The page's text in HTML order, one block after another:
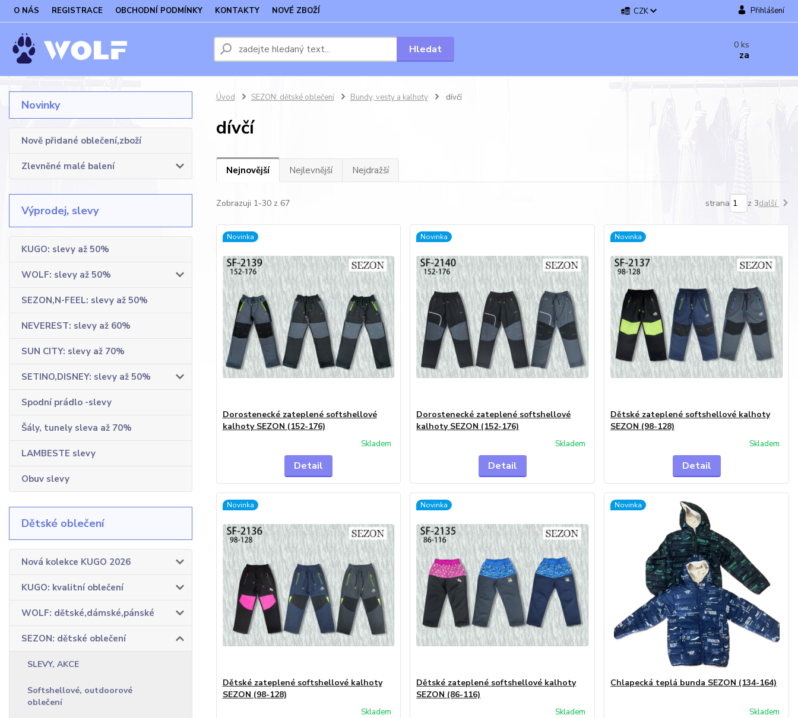
O NÁS REGISTRACE OBCHODNÍ PODMÍNKY KONTAKTY NOVÉ ZBOŽÍ CZK Přihlášení
Hledat 0 ks
za
Novinky
Nově přidané oblečení,zboží
Zlevněné malé balení
Výprodej, slevy
KUGO: slevy až 50%
WOLF: slevy až 50%
SEZON,N-FEEL: slevy až 50%
NEVEREST: slevy až 60%
SUN CITY: slevy až 70%
SETINO,DISNEY: slevy až 50%
Spodní prádlo -slevy
Šály, tunely sleva až 70%
LAMBESTE slevy
Obuv slevy
Dětské oblečení
Nová kolekce KUGO 2026
KUGO: kvalitní oblečení
WOLF: dětské,dámské,pánské
SEZON: dětské oblečení
SLEVY, AKCE
Softshellové, outdoorové
oblečení
Úvod SEZON: dětské oblečení Bundy, vesty a kalhoty dívčí
dívčí
Nejnovější Nejlevnější Nejdražší
Zobrazuji 1-30 z 67 strana z 3další
Novinka
Dorostenecké zateplené softshellové
kalhoty SEZON (152-176)
Skladem
Detail
Novinka
Dorostenecké zateplené softshellové
kalhoty SEZON (152-176)
Skladem
Detail
Novinka
Dětské zateplené softshellové kalhoty
SEZON (98-128)
Skladem
Detail
Novinka
Dětské zateplené softshellové kalhoty
SEZON (98-128)
Skladem
Novinka
Dětské zateplené softshellové kalhoty
SEZON (86-116)
Skladem
Novinka
Chlapecká teplá bunda SEZON (134-164)
Skladem